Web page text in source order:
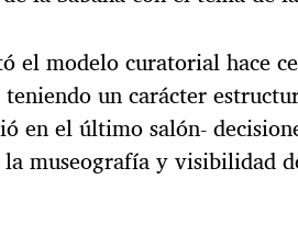
el modelo curatorial hace
un carácter
en el último salón-
museografía y visibilidad